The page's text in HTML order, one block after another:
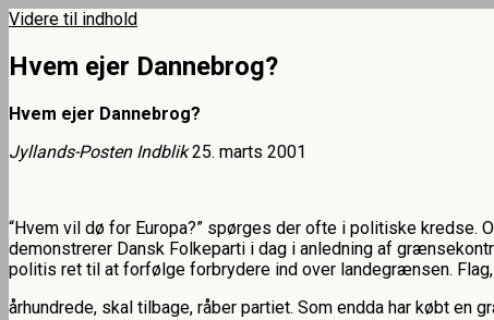
Videre til indhold
Uffe Østergaard
Hvem ejer Dannebrog?
Hvem ejer Dannebrog?
Jyllands-Posten Indblik25. marts 2001
“Hvem vil dø for Europa?” spørges der ofte i politiske kredse.
demonstrerer Dansk Folkeparti i dag i anledning af
politis ret til at forfølge forbrydere ind over landegrænsen.
århundrede, skal tilbage, råber partiet. Som endda har købt